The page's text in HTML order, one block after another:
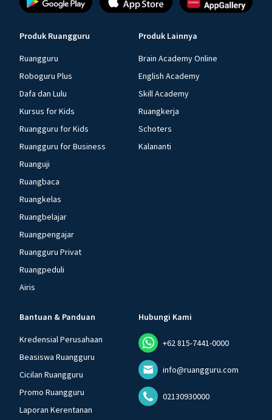
Produk Ruangguru
Ruangguru
Roboguru Plus
Dafa dan Lulu
Kursus for Kids
Ruangguru for Kids
Ruangguru for Business
Ruanguji
Ruangbaca
Ruangkelas
Ruangbelajar
Ruangpengajar
Ruangguru Privat
Ruangpeduli
Airis
Produk Lainnya
Brain Academy Online
English Academy
Skill Academy
Ruangkerja
Schoters
Kalananti
Bantuan & Panduan
Kredensial Perusahaan
Beasiswa Ruangguru
Cicilan Ruangguru
Promo Ruangguru
Laporan Kerentanan
Hubungi Kami
+62 815-7441-0000
info@ruangguru.com
02130930000